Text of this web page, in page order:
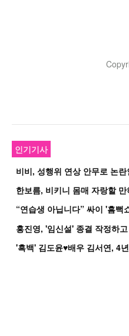
인기기사
한보름, 비키니 몸매 자랑할